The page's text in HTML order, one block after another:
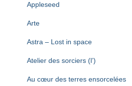
Appleseed
Arte
Astra – Lost in space
Atelier des sorciers (l’)
Au cœur des terres ensorcelées